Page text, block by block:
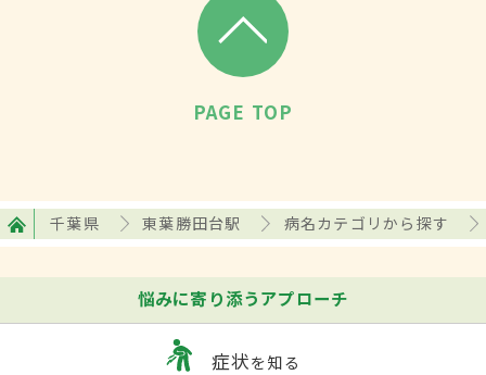
PAGE TOP
千葉県 東葉勝田台駅 病名カテゴリから探す
悩みに寄り添うアプローチ
症状を知る